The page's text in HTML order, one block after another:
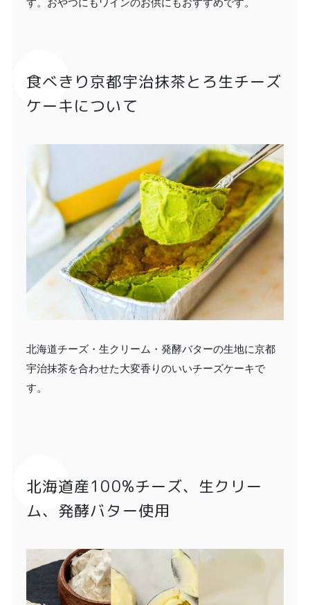
す。おやつにもワインのお供にもおすすめです。
食べきり京都宇治抹茶とろ生チーズ
ケーキについて
北海道チーズ・生クリーム・発酵バターの生地に京都
宇治抹茶を合わせた大変香りのいいチーズケーキで
す。
北海道産100%チーズ、生クリー
ム、発酵バター使用